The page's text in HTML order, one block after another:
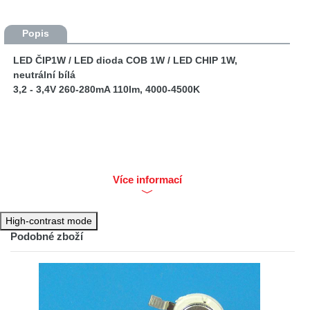
Popis
LED ČIP1W / LED dioda COB 1W / LED CHIP 1W,
neutrální bílá
3,2 - 3,4V 260-280mA 110lm, 4000-4500K
Více informací
High-contrast mode
Podobné zboží